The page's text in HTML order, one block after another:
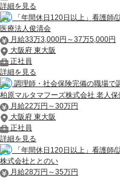
詳細を見る
「年間休日120日以上」看護師
医療法人俊清会
月給33万3,000円～37万5,000円
大阪府 東大阪
正社員
詳細を見る
調理師・社会保険完備の職場で
柏原マルタマフーズ株式会社 老人
月給22万円～30万円
大阪府 東大阪
正社員
詳細を見る
「年間休日120日以上」看護師/
株式会社ととのい
月給28万円～35万円